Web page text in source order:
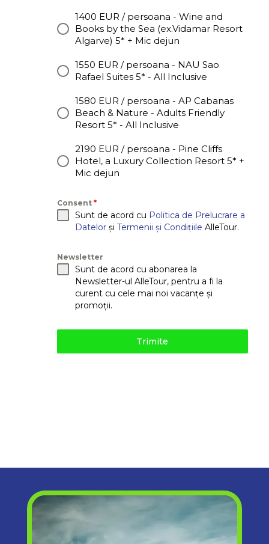
1400 EUR / persoana - Wine and
Books by the Sea (ex.Vidamar Resort
Algarve) 5* + Mic dejun
1550 EUR / persoana - NAU Sao
Rafael Suites 5* - All Inclusive
1580 EUR / persoana - AP Cabanas
Beach & Nature - Adults Friendly
Resort 5* - All Inclusive
2190 EUR / persoana - Pine Cliffs
Hotel, a Luxury Collection Resort 5* +
Mic dejun
Consent *
Sunt de acord cu Politica de Prelucrare a
Datelorși Termenii și Condițiile AlleTour.
Newsletter
Sunt de acord cu abonarea la
Newsletter-ul AlleTour, pentru a fi la
curent cu cele mai noi vacanțe și
promoții.
Trimite